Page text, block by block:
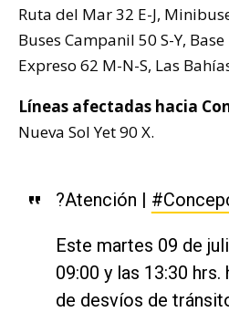
Ruta del Mar 32 E-J,
Buses Campanil 50 S-Y,
Expreso 62 M-N-S, Las
Líneas afectadas hacia
Nueva Sol Yet 90 X.
?Atención |
Este martes 09 de
09:00 y las 13:30 hrs.
de desvíos de